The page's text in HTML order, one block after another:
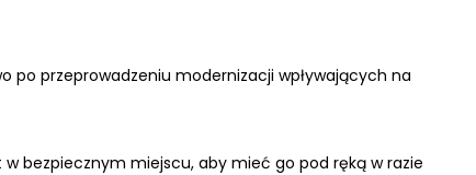
po przeprowadzeniu modernizacji wpływających na
bezpiecznym miejscu, aby mieć go pod ręką w razie